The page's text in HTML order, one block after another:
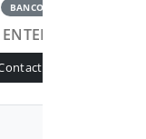
BANCOS Y GOB
ENTERPRISE
contactar ventas